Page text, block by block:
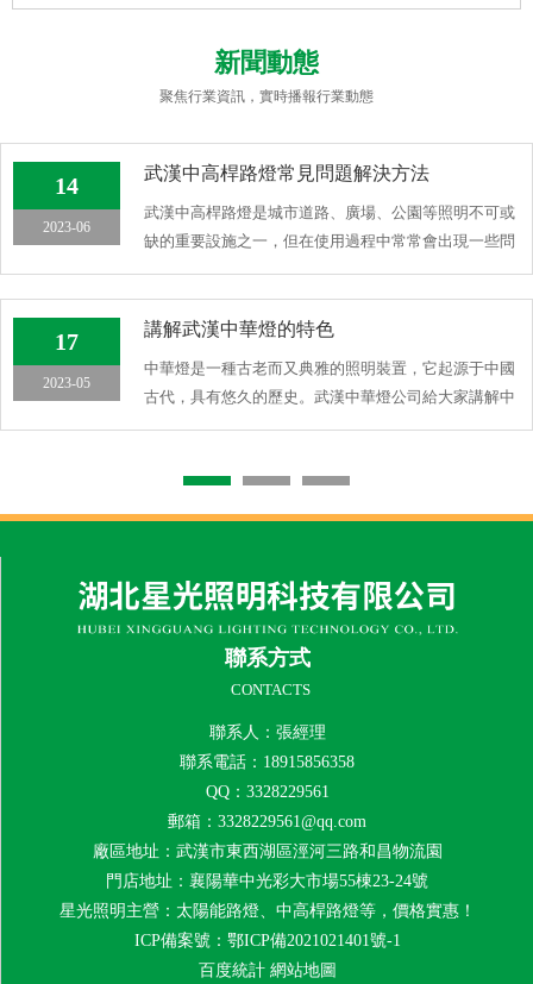
新聞動態
聚焦行業資訊，實時播報行業動態
14
2023-06
武漢中高桿路燈常見問題解決方法
武漢中高桿路燈是城市道路、廣場、公園等照明不可或
缺的重要設施之一，但在使用過程中常常會出現一些問
17
2023-05
講解武漢中華燈的特色
中華燈是一種古老而又典雅的照明裝置，它起源于中國
古代，具有悠久的歷史。武漢中華燈公司給大家講解中
聯系方式
CONTACTS
聯系人：張經理
聯系電話：18915856358
QQ：3328229561
郵箱：3328229561@qq.com
廠區地址：武漢市東西湖區涇河三路和昌物流園
門店地址：襄陽華中光彩大市場55棟23-24號
星光照明主營：太陽能路燈、中高桿路燈等，價格實惠！
ICP備案號： 鄂ICP備2021021401號-1
百度統計 網站地圖